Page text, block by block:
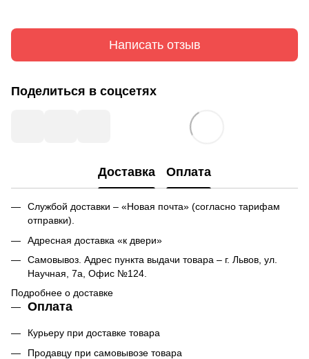
Написать отзыв
Поделиться в соцсетях
Доставка Оплата
Службой доставки – «Новая почта» (согласно тарифам
отправки).
Адресная доставка «к двери»
Самовывоз. Адрес пункта выдачи товара – г. Львов, ул.
Научная, 7а, Офис №124.
Подробнее о доставке
Оплата
Курьеру при доставке товара
Продавцу при самовывозе товара